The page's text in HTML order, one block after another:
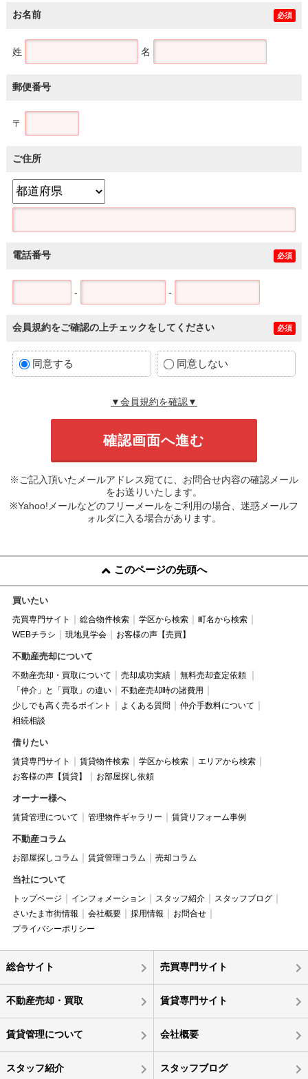
お名前 必須
姓 名
郵便番号
〒
ご住所
電話番号 必須
- -
会員規約をご確認の上チェックをしてください 必須
同意する 同意しない
▼会員規約を確認▼
※ご記入頂いたメールアドレス宛てに、お問合せ内容の確認メール
をお送りいたします。
※Yahoo!メールなどのフリーメールをご利用の場合、迷惑メールフ
ォルダに入る場合があります。
このページの先頭へ
買いたい
売買専門サイト 総合物件検索 学区から検索
町名から検索
WEBチラシ
現地見学会 お客様の声【売買】
不動産売却について
不動産売却・買取について 売却成功実績
無料売却査定依頼
「仲介」と「買取」の違い
不動産売却時の諸費用
少しでも高く売るポイント
よくある質問
仲介手数料について
相続相談
借りたい
賃貸専門サイト 賃貸物件検索 学区から検索
エリアから検索
お客様の声【賃貸】
お部屋探し依頼
オーナー様へ
賃貸管理について 管理物件ギャラリー 賃貸リフォーム事例
不動産コラム
お部屋探しコラム 賃貸管理コラム 売却コラム
当社について
トップページ インフォメーション スタッフ紹介
スタッフブログ
さいたま市街情報
会社概要 採用情報
お問合せ
プライバシーポリシー
総合サイト 売買専門サイト
不動産売却・買取 賃貸専門サイト
賃貸管理について 会社概要
スタッフ紹介 スタッフブログ